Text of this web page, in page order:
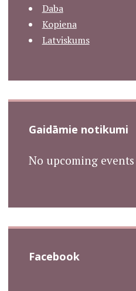
Daba
Kopiena
Latviskums
Gaidāmie notikumi
No upcoming events
Facebook